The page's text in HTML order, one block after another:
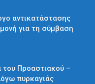
αντικατάστασης
για τη σύμβαση
του Προαστιακού –
πυρκαγιάς